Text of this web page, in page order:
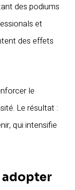
des podiums
et
des effets
le
Le résultat :
qui intensifie
adopter